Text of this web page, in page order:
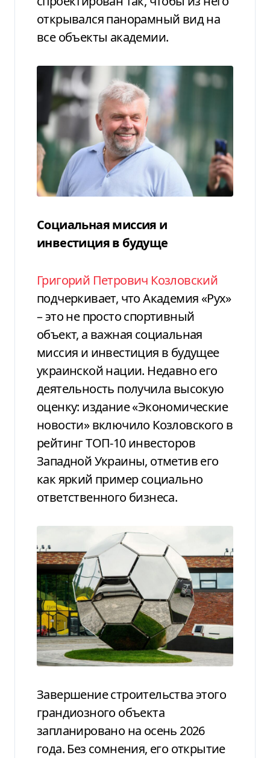
открывался панорамный вид на
все объекты академии.
Социальная миссия и
инвестиция в будуще
Григорий Петрович Козловский
подчеркивает, что Академия «Рух»
– это не просто спортивный
объект, а важная социальная
миссия и инвестиция в будущее
украинской нации. Недавно его
деятельность получила высокую
оценку: издание «Экономические
новости» включило Козловского в
рейтинг ТОП-10 инвесторов
Западной Украины, отметив его
как яркий пример социально
ответственного бизнеса.
Завершение строительства этого
грандиозного объекта
запланировано на осень 2026
года. Без сомнения, его открытие